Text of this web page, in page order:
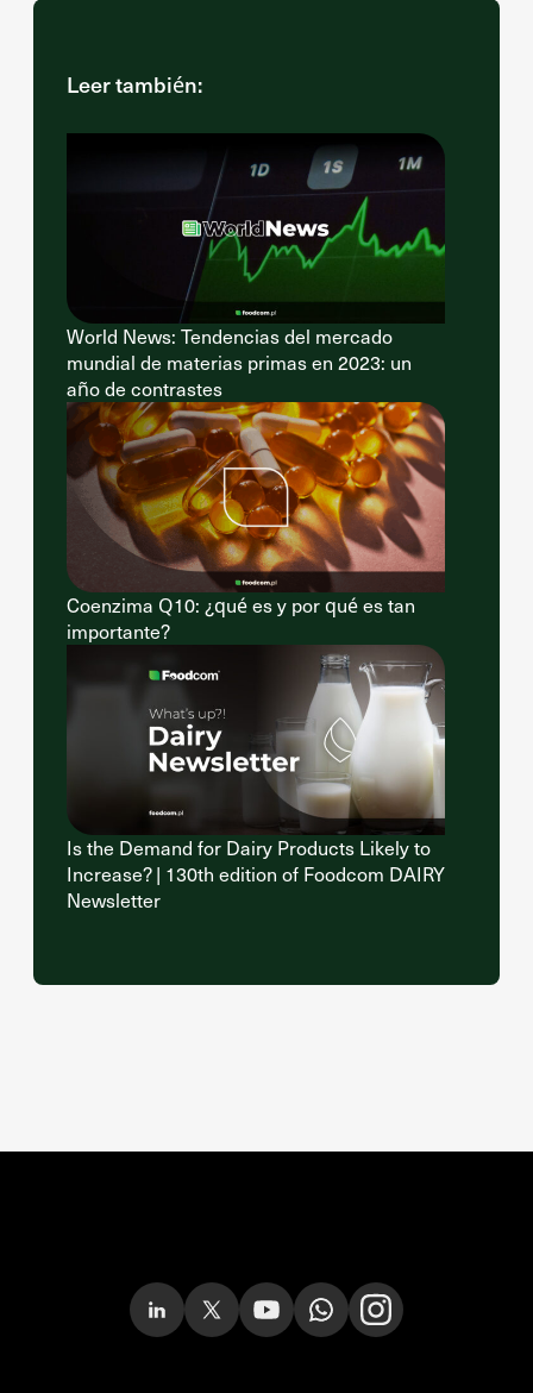
Leer también:
World News: Tendencias del mercado
mundial de materias primas en 2023: un
año de contrastes
Coenzima Q10: ¿qué es y por qué es tan
importante?
Is the Demand for Dairy Products Likely to
Increase? | 130th edition of Foodcom DAIRY
Newsletter